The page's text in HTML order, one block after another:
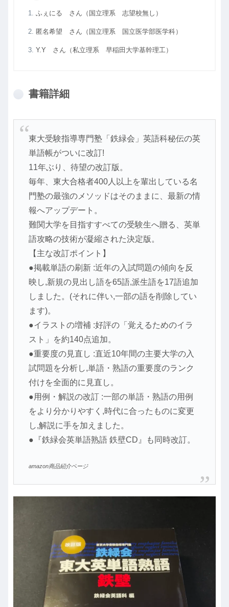
ふぇにる さん（国立理系 志望校無し）
匿名希望 さん（国立理系 国立医学部医学科）
Y.Y さん（私立理系 早稲田大学基幹理工）
書籍詳細
東大受験指導専門塾「鉄緑会」英語科秘伝の英
単語帳がついに改訂!
11年ぶり、待望の改訂版。
毎年、東大合格者400人以上を輩出している名
門塾の最強のメソッドはそのままに、最新の情
報へアップデート。
難関大学を目指すすべての受験生へ贈る、英単
語攻略の技術が凝縮された決定版。
【主な改訂ポイント】
●掲載単語の刷新 :近年の入試問題の傾向を反
映し,新規の見出し語を65語,派生語を17語追加
しました。(それに伴い,一部の語を削除してい
ます)。
●イラストの増補 :好評の「覚えるためのイラ
スト」を約140点追加。
●重要度の見直し :直近10年間の主要大学の入
試問題を分析し,単語・熟語の重要度のランク
付けを全面的に見直し。
●用例・解説の改訂 :一部の単語・熟語の用例
をより分かりやすく,時代に合ったものに変更
し,解説に手を加えました。
●『鉄緑会英単語熟語 鉄壁CD』も同時改訂。
amazon商品紹介ページ